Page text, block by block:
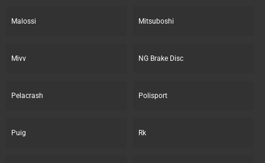
Malossi Mitsuboshi
Mivv NG Brake Disc
Pelacrash Polisport
Puig Rk